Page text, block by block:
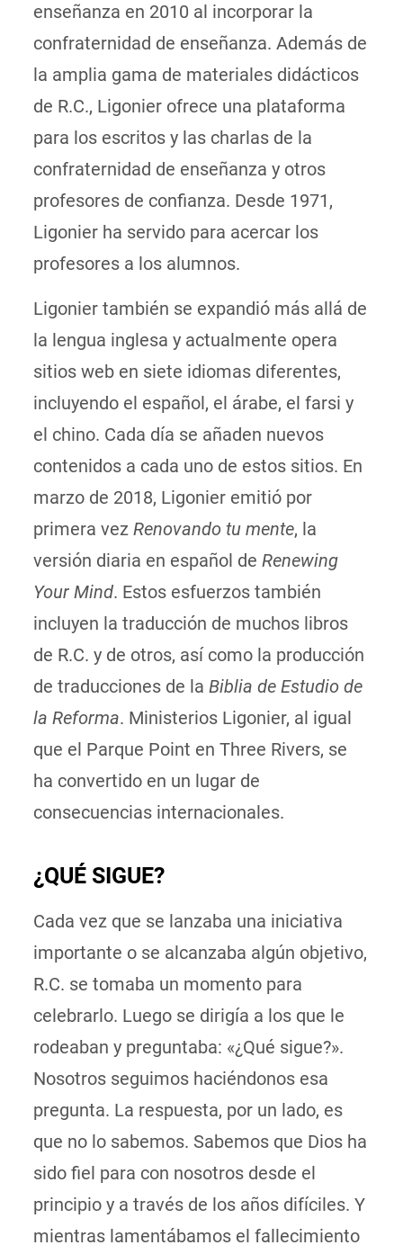
enseñanza en 2010 al incorporar la
confraternidad de enseñanza. Además de
la amplia gama de materiales didácticos
de R.C., Ligonier ofrece una plataforma
para los escritos y las charlas de la
confraternidad de enseñanza y otros
profesores de confianza. Desde 1971,
Ligonier ha servido para acercar los
profesores a los alumnos.
Ligonier también se expandió más allá de
la lengua inglesa y actualmente opera
sitios web en siete idiomas diferentes,
incluyendo el español, el árabe, el farsi y
el chino. Cada día se añaden nuevos
contenidos a cada uno de estos sitios. En
marzo de 2018, Ligonier emitió por
primera vez Renovando tu mente, la
versión diaria en español de Renewing
Your Mind. Estos esfuerzos también
incluyen la traducción de muchos libros
de R.C. y de otros, así como la producción
de traducciones de la Biblia de Estudio de
la Reforma. Ministerios Ligonier, al igual
que el Parque Point en Three Rivers, se
ha convertido en un lugar de
consecuencias internacionales.
¿QUÉ SIGUE?
Cada vez que se lanzaba una iniciativa
importante o se alcanzaba algún objetivo,
R.C. se tomaba un momento para
celebrarlo. Luego se dirigía a los que le
rodeaban y preguntaba: «¿Qué sigue?».
Nosotros seguimos haciéndonos esa
pregunta. La respuesta, por un lado, es
que no lo sabemos. Sabemos que Dios ha
sido fiel para con nosotros desde el
principio y a través de los años difíciles. Y
mientras lamentábamos el fallecimiento